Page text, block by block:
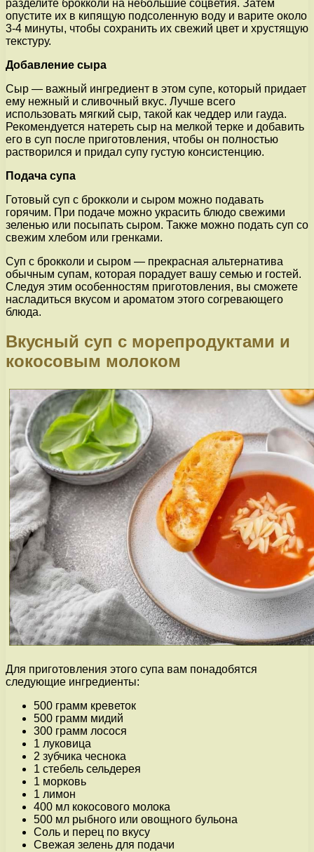
разделите брокколи на небольшие соцветия. Затем
опустите их в кипящую подсоленную воду и варите около
3-4 минуты, чтобы сохранить их свежий цвет и хрустящую
текстуру.
Добавление сыра
Сыр — важный ингредиент в этом супе, который придает
ему нежный и сливочный вкус. Лучше всего
использовать мягкий сыр, такой как чеддер или гауда.
Рекомендуется натереть сыр на мелкой терке и добавить
его в суп после приготовления, чтобы он полностью
растворился и придал супу густую консистенцию.
Подача супа
Готовый суп с брокколи и сыром можно подавать
горячим. При подаче можно украсить блюдо свежими
зеленью или посыпать сыром. Также можно подать суп со
свежим хлебом или гренками.
Суп с брокколи и сыром — прекрасная альтернатива
обычным супам, которая порадует вашу семью и гостей.
Следуя этим особенностям приготовления, вы сможете
насладиться вкусом и ароматом этого согревающего
блюда.
Вкусный суп с морепродуктами и
кокосовым молоком
Для приготовления этого супа вам понадобятся
следующие ингредиенты:
500 грамм креветок
500 грамм мидий
300 грамм лосося
1 луковица
2 зубчика чеснока
1 стебель сельдерея
1 морковь
1 лимон
400 мл кокосового молока
500 мл рыбного или овощного бульона
Соль и перец по вкусу
Свежая зелень для подачи